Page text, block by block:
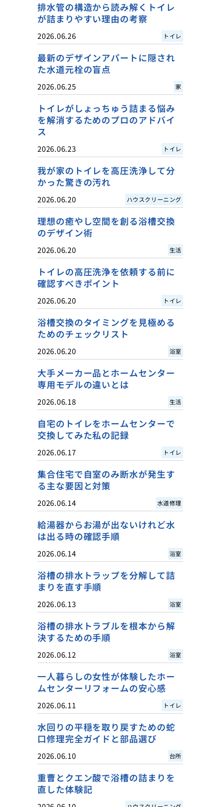
排水管の構造から読み解くトイレ
が詰まりやすい理由の考察
2026.06.26 トイレ
最新のデザインアパートに隠され
た水道元栓の盲点
2026.06.25 家
トイレがしょっちゅう詰まる悩み
を解消するためのプロのアドバイ
ス
2026.06.23 トイレ
我が家のトイレを高圧洗浄して分
かった驚きの汚れ
2026.06.20 ハウスクリーニング
理想の癒やし空間を創る浴槽交換
のデザイン術
2026.06.20 生活
トイレの高圧洗浄を依頼する前に
確認すべきポイント
2026.06.20 トイレ
浴槽交換のタイミングを見極める
ためのチェックリスト
2026.06.20 浴室
大手メーカー品とホームセンター
専用モデルの違いとは
2026.06.18 生活
自宅のトイレをホームセンターで
交換してみた私の記録
2026.06.17 トイレ
集合住宅で自室のみ断水が発生す
る主な要因と対策
2026.06.14 水道修理
給湯器からお湯が出ないけれど水
は出る時の確認手順
2026.06.14 浴室
浴槽の排水トラップを分解して詰
まりを直す手順
2026.06.13 浴室
浴槽の排水トラブルを根本から解
決するための手順
2026.06.12 浴室
一人暮らしの女性が体験したホー
ムセンターリフォームの安心感
2026.06.11 トイレ
水回りの平穏を取り戻すための蛇
口修理完全ガイドと部品選び
2026.06.10 台所
重曹とクエン酸で浴槽の詰まりを
直した体験記